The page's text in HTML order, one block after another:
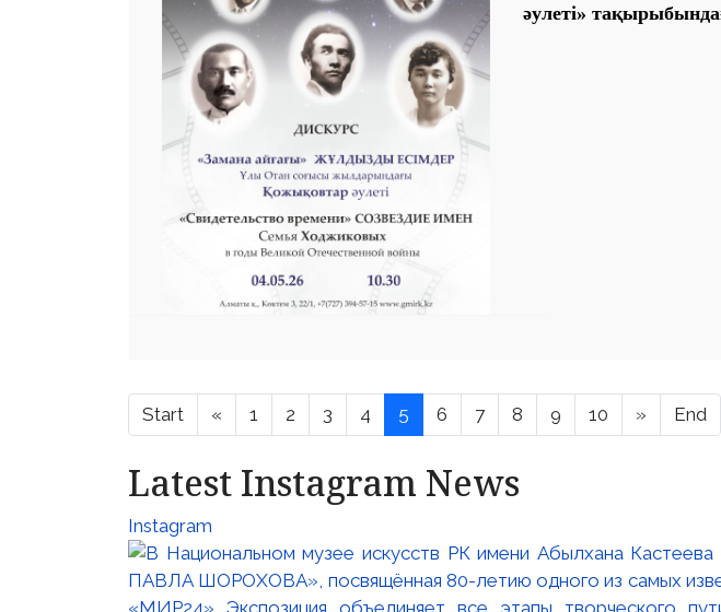
әулеті»
Start « 1 2 3 4 5 6 7 8 9 10 » End
Latest Instagram News
Instagram